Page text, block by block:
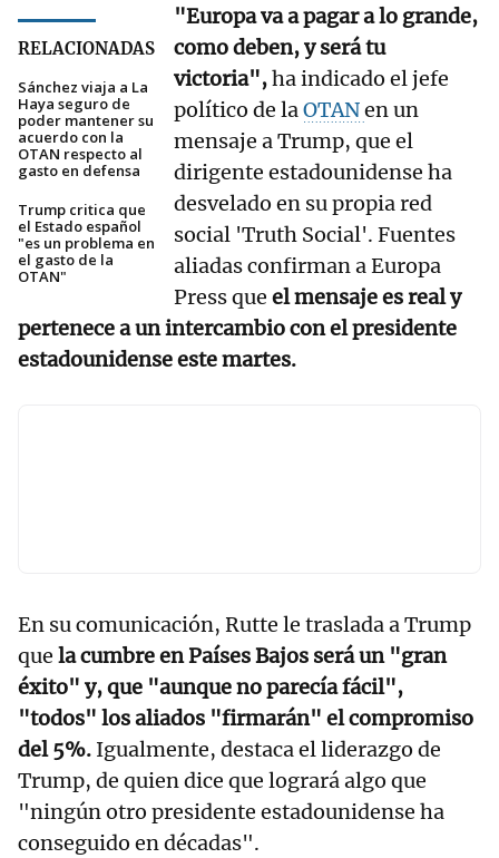
RELACIONADAS
Sánchez viaja a La
Haya seguro de
poder mantener su
acuerdo con la
OTAN respecto al
gasto en defensa
Trump critica que
el Estado español
"es un problema en
el gasto de la
OTAN"
"Europa va a pagar a lo grande,
como deben, y será tu
victoria",ha indicado el jefe
político de laOTANen un
mensaje a Trump, que el
dirigente estadounidense ha
desvelado en su propia red
social 'Truth Social'. Fuentes
aliadas confirman a Europa
Press que el mensaje es real y
pertenece a un intercambio con el presidente
estadounidense este martes.
En su comunicación, Rutte le traslada a Trump
que la cumbre en Países Bajos será un "gran
éxito" y, que "aunque no parecía fácil",
"todos" los aliados "firmarán" el compromiso
del 5%. Igualmente, destaca el liderazgo de
Trump, de quien dice que logrará algo que
"ningún otro presidente estadounidense ha
conseguido en décadas".